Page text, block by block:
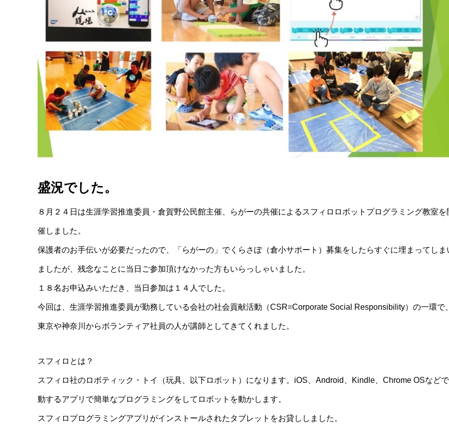
盛況でした。
８月２４日は生涯学習推進委員・倉賀野公民館主催、らがーの共催によるスフィロロボットプログラミング教室を
催しました。
保護者のお手伝いが必要だったので、「らがーの」でくらさぽ（倉小サポート）募集をしたらすぐに埋まってしま
ましたが、残念なことに当日ご参加頂けなかった方もいらっしゃいました。
１８名お申込みいただき、当日参加は１４人でした。
今回は、生涯学習推進委員が勤務している会社の社会貢献活動（CSR=Corporate Social Responsibility）の一環で
東京や神奈川からボランティア社員の人が講師としてきてくれました。
スフィロとは？
スフィロ社のロボティック・トイ（玩具、以下ロボット）になります。iOS、Android、Kindle、Chrome OSなど
動するアプリで簡単なプログラミングをしてロボットを動かします。
スフィロプログラミングアプリがインストールされたタブレットをお貸ししました。